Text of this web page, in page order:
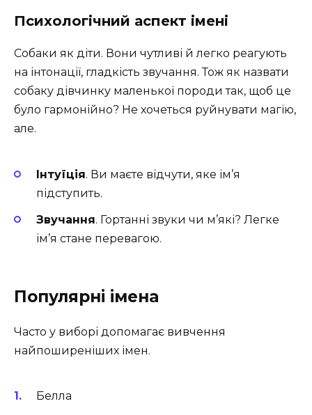
Психологічний аспект імені
Собаки як діти. Вони чутливі й легко реагують
на інтонації, гладкість звучання. Тож як назвати
собаку дівчинку маленької породи так, щоб це
було гармонійно? Не хочеться руйнувати магію,
але.
Інтуїція. Ви маєте відчути, яке ім’я
підступить.
Звучання. Гортанні звуки чи м’які? Легке
ім’я стане перевагою.
Популярні імена
Часто у виборі допомагає вивчення
найпоширеніших імен.
Белла